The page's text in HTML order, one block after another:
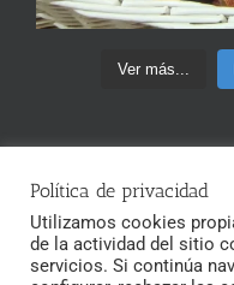
Ver más...
Copyright
Tienda detall: Moles,
Política de privacidad
Utilizamos cookies
de la actividad del sitio
servicios. Si continúa